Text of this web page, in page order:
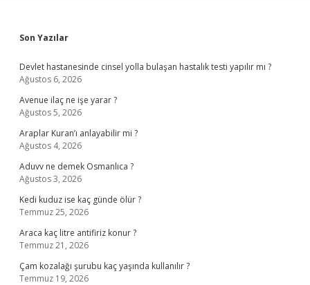
Sidebar
Son Yazılar
Devlet hastanesinde cinsel yolla bulaşan hastalık testi yapılır mı ?
Ağustos 6, 2026
Avenue ilaç ne işe yarar ?
Ağustos 5, 2026
Araplar Kuran’ı anlayabilir mi ?
Ağustos 4, 2026
Aduvv ne demek Osmanlıca ?
Ağustos 3, 2026
Kedi kuduz ise kaç günde ölür ?
Temmuz 25, 2026
Araca kaç litre antifiriz konur ?
Temmuz 21, 2026
Çam kozalağı şurubu kaç yaşında kullanılır ?
Temmuz 19, 2026